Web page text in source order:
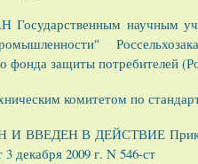
Государственным научным
фонда защиты потребителей
комитетом по
ВВЕДЕН В ДЕЙСТВИЕ
декабря 2009 г. N 546-ст